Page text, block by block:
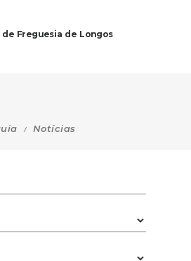
de Freguesia de Longos
Notícias